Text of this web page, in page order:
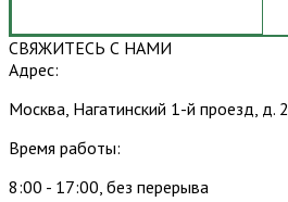
СВЯЖИТЕСЬ С НАМИ
Адрес:
Москва, Нагатинский 1-й проезд, д. 2
Время работы:
8:00 - 17:00, без перерыва